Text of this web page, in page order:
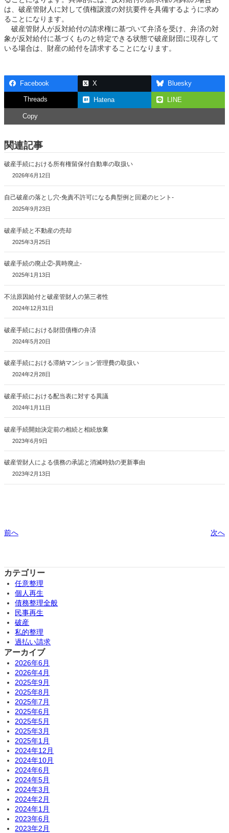
は、破産管財人に対して債権譲渡の対抗要件を具備するように求め
ることになります。
破産管財人が反対給付の請求権に基づいて弁済を受け、弁済の対
象が反対給付に基づくものと特定できる状態で破産財団に現存して
いる場合は、財産の給付を請求することになります。
Facebook X Bluesky
Threads Hatena LINE
Copy
関連記事
破産手続における所有権留保付自動車の取扱い
2026年6月12日
自己破産の落とし穴-免責不許可になる典型例と回避のヒント-
2025年9月23日
破産手続と不動産の売却
2025年3月25日
破産手続の廃止②-異時廃止-
2025年1月13日
不法原因給付と破産管財人の第三者性
2024年12月31日
破産手続における財団債権の弁済
2024年5月20日
破産手続における滞納マンション管理費の取扱い
2024年2月28日
破産手続における配当表に対する異議
2024年1月11日
破産手続開始決定前の相続と相続放棄
2023年6月9日
破産管財人による債務の承認と消滅時効の更新事由
2023年2月13日
前へ 次へ
カテゴリー
任意整理
個人再生
債務整理全般
民事再生
破産
私的整理
過払い請求
アーカイブ
2026年6月
2026年4月
2025年9月
2025年8月
2025年7月
2025年6月
2025年5月
2025年3月
2025年1月
2024年12月
2024年10月
2024年6月
2024年5月
2024年3月
2024年2月
2024年1月
2023年6月
2023年2月